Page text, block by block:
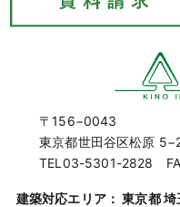
〒156−0043
東京都世田谷区松原
TEL03-5301-2828
建築対応エリア： 東京都